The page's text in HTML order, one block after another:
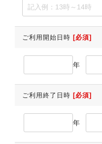
ご利用開始日時 [必須]
年
ご利用終了日時 [必須]
年